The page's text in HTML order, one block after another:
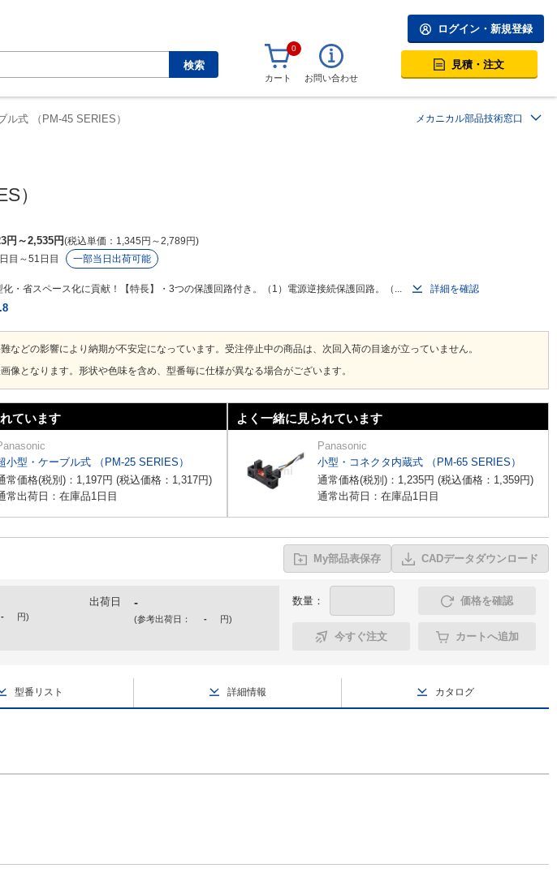
検索
ログイン・新規登録
0
カート お問い合わせ
見積・注文
ル式 （PM-45 SERIES） メカニカル部品技術窓口
）
円 ～2,535円 税込単価 1,345円 ～2,789円
目～51日目 一部当日出荷可能
・省スペース化に貢献！【特長】・3つの保護回路付き。（1）電源逆接続保護回路。（...
詳細を確認
などの影響により納期が不安定になっています。受注停止中の商品は、次回入荷の目途が立っていません。
像となります。形状や色味を含め、型番毎に仕様が異なる場合がございます。
ています
小型・ケーブル式 （PM-25 SERIES）
常価格(税別)： 1,197円 (税込価格： 1,317円)
常出荷日：在庫品1日目
よく一緒に見られています
Panasonic
小型・コネクタ内蔵式 （PM-65 SERIES）
通常価格(税別)： 1,235円 (税込価格： 1,359円)
通常出荷日：在庫品1日目
My部品表保存 CADデータダウンロード
- 円)
出荷日 -
(参考出荷日： - 円)
数量： 価格を確認
今すぐ注文 カートへ追加
型番リスト 詳細情報 カタログ